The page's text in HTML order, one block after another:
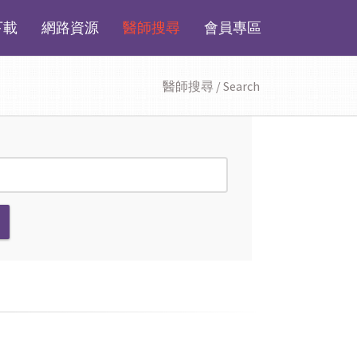
網路資源 醫師搜尋 會員專區
醫師搜尋 / Search